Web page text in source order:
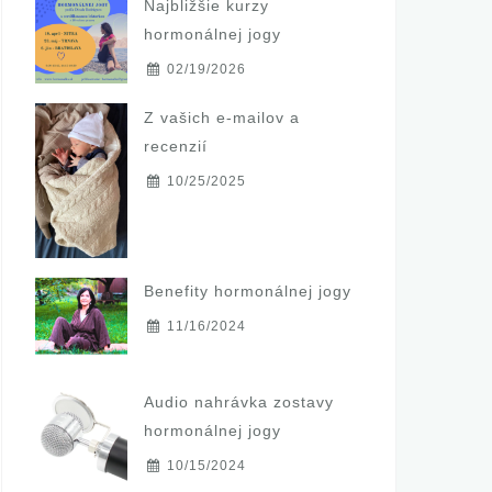
Najbližšie kurzy
hormonálnej jogy
02/19/2026
Z vašich e-mailov a
recenzií
10/25/2025
Benefity hormonálnej jogy
11/16/2024
Audio nahrávka zostavy
hormonálnej jogy
10/15/2024